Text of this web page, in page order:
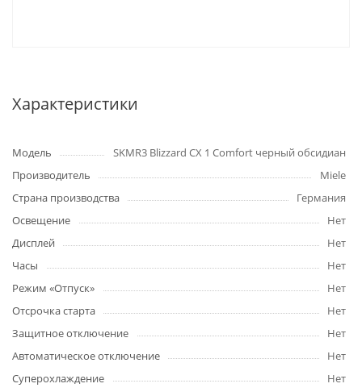
Характеристики
Модель
SKMR3 Blizzard CX 1 Comfort черный обсидиан
Производитель
Miele
Страна производства
Германия
Освещение
Нет
Дисплей
Нет
Часы
Нет
Режим «Отпуск»
Нет
Отсрочка старта
Нет
Защитное отключение
Нет
Автоматическое отключение
Нет
Суперохлаждение
Нет